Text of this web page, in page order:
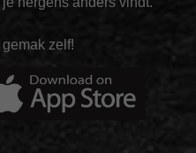
zelf!